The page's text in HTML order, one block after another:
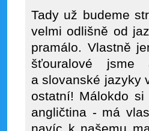
Tady už budeme
velmi odlišně od
pramálo. Vlastně
šťouralové jsme
a slovanské jazyky
ostatní! Málokdo
angličtina - má